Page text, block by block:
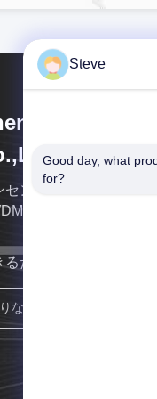
HiLink
センHilinkは繊維の光学
DWDMの専門の製造
るだけ早く連絡します
Steve
Good day, what
for?